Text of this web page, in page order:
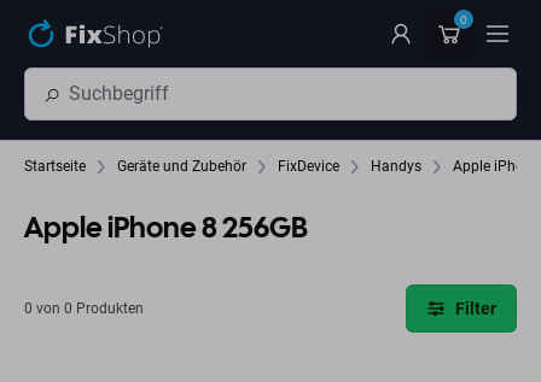
0
Startseite Geräte und Zubehör FixDevice Handys Apple
Apple iPhone 8 256GB
0 von 0 Produkten Filter